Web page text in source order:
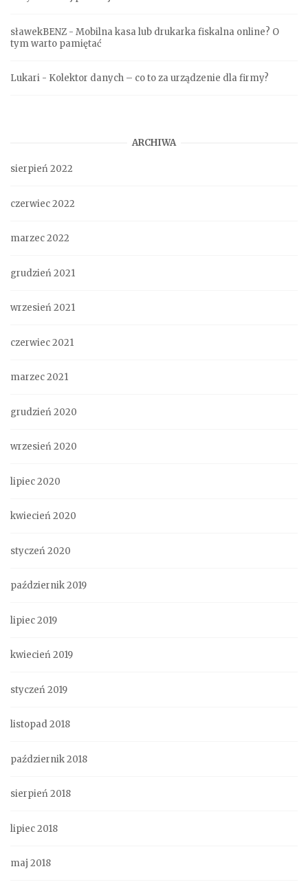
sławekBENZ - Mobilna kasa lub drukarka fiskalna online? O
tym warto pamiętać
Lukari - Kolektor danych – co to za urządzenie dla firmy?
ARCHIWA
sierpień 2022
czerwiec 2022
marzec 2022
grudzień 2021
wrzesień 2021
czerwiec 2021
marzec 2021
grudzień 2020
wrzesień 2020
lipiec 2020
kwiecień 2020
styczeń 2020
październik 2019
lipiec 2019
kwiecień 2019
styczeń 2019
listopad 2018
październik 2018
sierpień 2018
lipiec 2018
maj 2018